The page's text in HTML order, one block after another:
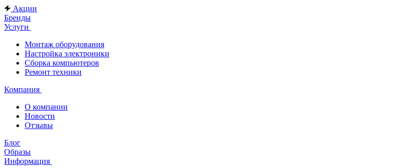
Акции
Бренды
Услуги
Монтаж оборудования
Настройка электроники
Сборка компьютеров
Ремонт техники
Компания
О компании
Новости
Отзывы
Блог
Образы
Информация